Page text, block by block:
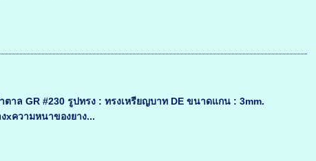
าล GR #230 รูปทรง : ทรงเหรียญบาท DE ขนาดแกน : 3mm.
xความหนาของยาง...